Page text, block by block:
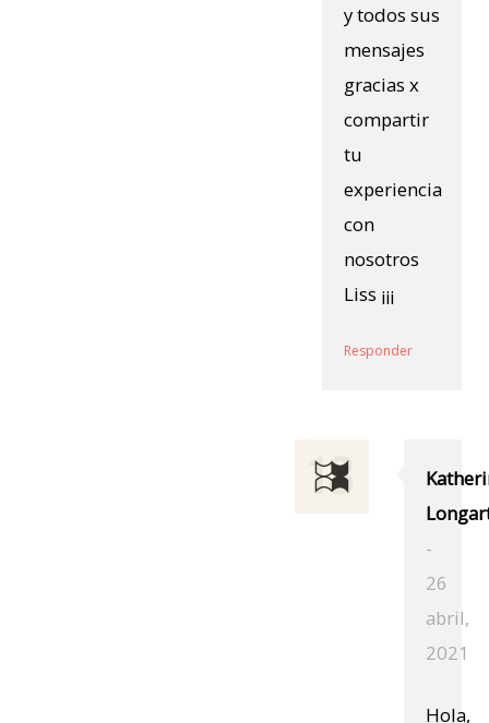
y todos sus
mensajes
gracias x
compartir
tu
experiencia
con
nosotros
Liss ¡¡¡
Responder
-
26
abril,
2021
Hola,